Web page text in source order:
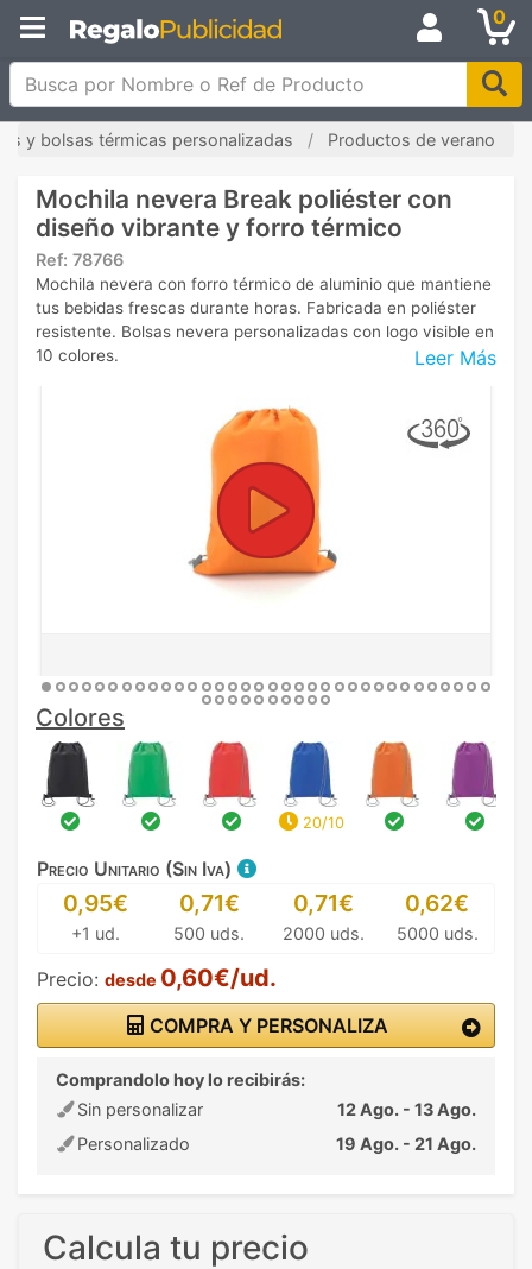
0
Busca por Nombre o Ref de Producto
y bolsas térmicas personalizadas Productos de verano
Mochila nevera Break poliéster con
diseño vibrante y forro térmico
Ref: 78766
Leer Más
Mochila nevera con forro térmico de aluminio que mantiene
tus bebidas frescas durante horas. Fabricada en poliéster
resistente. Bolsas nevera personalizadas con logo visible en
10 colores.
Colores
20/10
Precio Unitario (Sin Iva)
0,95€
+1 ud.
0,71€
500 uds.
0,71€
2000 uds.
0,62€
5000 uds.
Precio: desde 0,60€/ud.
COMPRA Y PERSONALIZA
Comprandolo hoy lo recibirás:
Sin personalizar
12 Ago. - 13 Ago.
Personalizado
19 Ago. - 21 Ago.
Calcula tu precio